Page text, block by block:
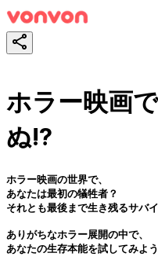
ホラー映画
ぬ!?
ホラー映画の世界で、
あなたは最初の犠牲者？
それとも最後まで生き残るサバ
ありがちなホラー展開の中で、
あなたの生存本能を試してみよ